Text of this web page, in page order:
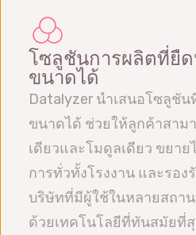
โซลูชันการผลิตที่ยื
ขนาดได้
Datalyzer นำเสนอโซลูชั
ขนาดได้ ช่วยให้ลูกค้าสาม
เดียวและโมดูลเดียว ขยา
การทั่วทั้งโรงงาน และรอง
บริษัทที่มีผู้ใช้ในหลายสถา
ด้วยเทคโนโลยีที่ทันสมัยที่สุ